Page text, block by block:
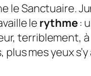
le Sanctuaire.
le rythme:
terriblement,
mes yeux